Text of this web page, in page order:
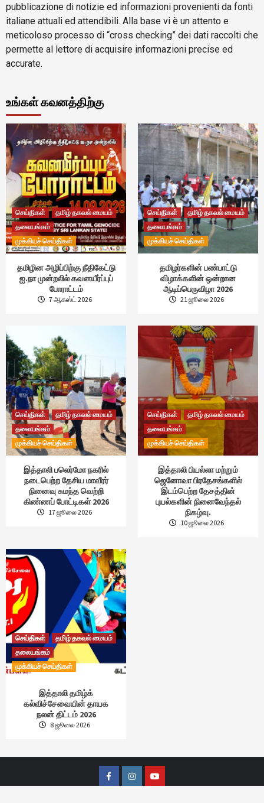
pubblicazione di notizie ed informazioni provenienti da fonti
italiane attuali ed attendibili. Alla base vi è un attento e
meticoloso processo di “cross checking” dei dati raccolti che
permette al lettore di acquisire informazioni precise ed
accurate.
உங்கள் கவனத்திற்கு
செய்திகள்
தமிழ் தகவல் மையம்
தலையங்கம்
முக்கியச் செய்திகள்
தமிழின அழிப்பிற்கு நீதிகேட்டு
ஐ.நா முன்றலில் கவனயீர்ப்புப்
போராட்டம்
7 ஆகஸ்ட் 2026
செய்திகள்
தமிழ் தகவல் மையம்
தலையங்கம்
முக்கியச் செய்திகள்
தமிழர்களின் பண்பாட்டு
விழாக்களின் ஒன்றான
ஆடிப்பெருவிழா 2026
21 ஜூலை 2026
செய்திகள்
தமிழ் தகவல் மையம்
தலையங்கம்
முக்கியச் செய்திகள்
இத்தாலி பலெர்மோ நகரில்
நடைபெற்ற தேசிய மாவீரர்
நினைவு சுமந்த வெற்றி
கிண்ணப் போட்டிகள் 2026
17 ஜூலை 2026
செய்திகள்
தமிழ் தகவல் மையம்
தலையங்கம்
முக்கியச் செய்திகள்
இத்தாலி பியல்லா மற்றும்
ஜெனோவா பிரதேசங்களில்
இடம்பெற்ற தேசத்தின்
புயல்களின் நினைவேந்தல்
நிகழ்வு.
10 ஜூலை 2026
செய்திகள்
தமிழ் தகவல் மையம்
தலையங்கம்
முக்கியச் செய்திகள்
இத்தாலி தமிழ்க்
கல்விச்சேவையின் தாயக
நலன் திட்டம் 2026
8 ஜூலை 2026
FacebookInstagramYoutube